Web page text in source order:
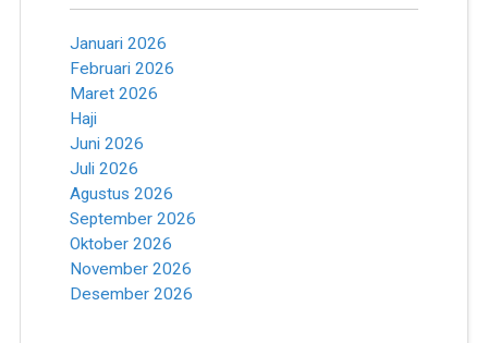
Januari 2026
Februari 2026
Maret 2026
Haji
Juni 2026
Juli 2026
Agustus 2026
September 2026
Oktober 2026
November 2026
Desember 2026